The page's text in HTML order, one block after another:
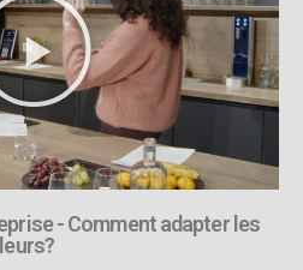
- Comment adapter les